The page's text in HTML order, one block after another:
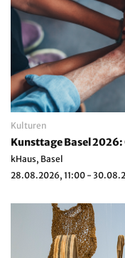
Kulturen
Kunsttage Basel
kHaus, Basel
28.08.2026, 11:00 -